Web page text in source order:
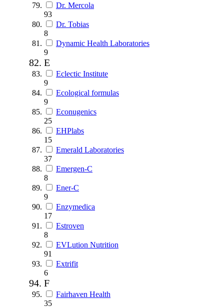
Dr. Mercola
93
Dr. Tobias
8
Dynamic Health Laboratories
9
E
Eclectic Institute
9
Ecological formulas
9
Econugenics
25
EHPlabs
15
Emerald Laboratories
37
Emergen-C
8
Ener-C
9
Enzymedica
17
Estroven
8
EVLution Nutrition
91
Extrifit
6
F
Fairhaven Health
35